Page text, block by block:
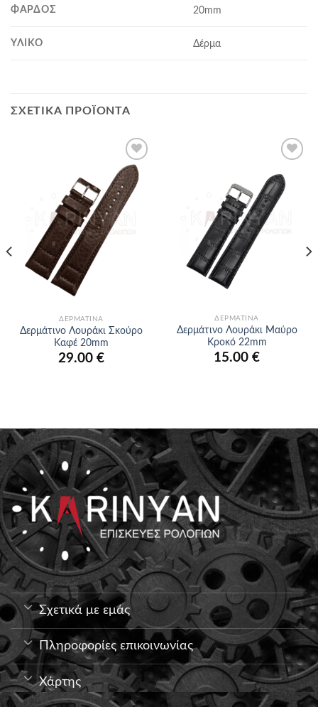
ΦΆΡΔΟΣ 20mm
ΥΛΙΚΌ Δέρμα
ΣΧΕΤΙΚΆ ΠΡΟΪΌΝΤΑ
Προσθήκη
στα
αγαπημένα
ΔΕΡΜΆΤΙΝΑ
Δερμάτινο Λουράκι Σκούρο
Καφέ 20mm
29.00 €
στα
αγαπημένα
ΔΕΡΜΆΤΙΝΑ
Δερμάτινο Λουράκι Μαύρο
Κροκό 22mm
15.00 €
Σχετικά με εμάς
Πληροφορίες επικοινωνίας
Χάρτης